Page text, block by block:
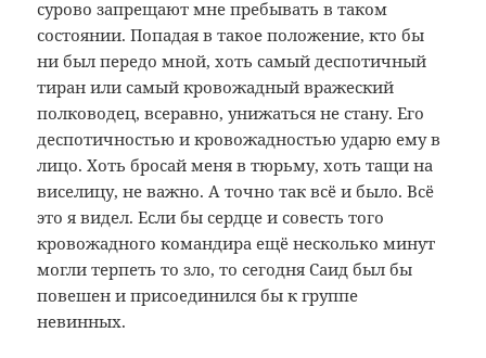
сурово запрещают мне пребывать в таком
состоянии. Попадая в такое положение, кто бы
ни был передо мной, хоть самый деспотичный
тиран или самый кровожадный вражеский
полководец, всеравно, унижаться не стану. Его
деспотичностью и кровожадностью ударю ему в
лицо. Хоть бросай меня в тюрьму, хоть тащи на
виселицу, не важно. А точно так всё и было. Всё
это я видел. Если бы сердце и совесть того
кровожадного командира ещё несколько минут
могли терпеть то зло, то сегодня Саид был бы
повешен и присоединился бы к группе
невинных.